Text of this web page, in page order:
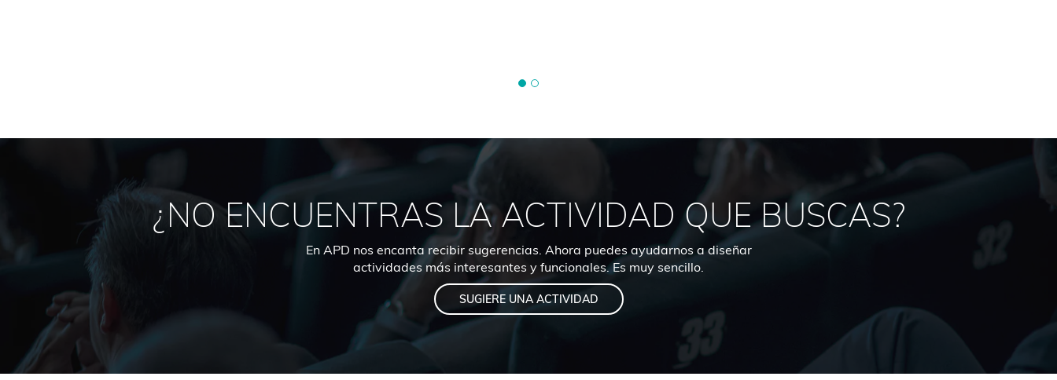
¿NO ENCUENTRAS LA ACTIVIDAD QUE BUSCAS?
En APD nos encanta recibir sugerencias. Ahora puedes ayudarnos a diseñar
actividades más interesantes y funcionales. Es muy sencillo.
SUGIERE UNA ACTIVIDAD